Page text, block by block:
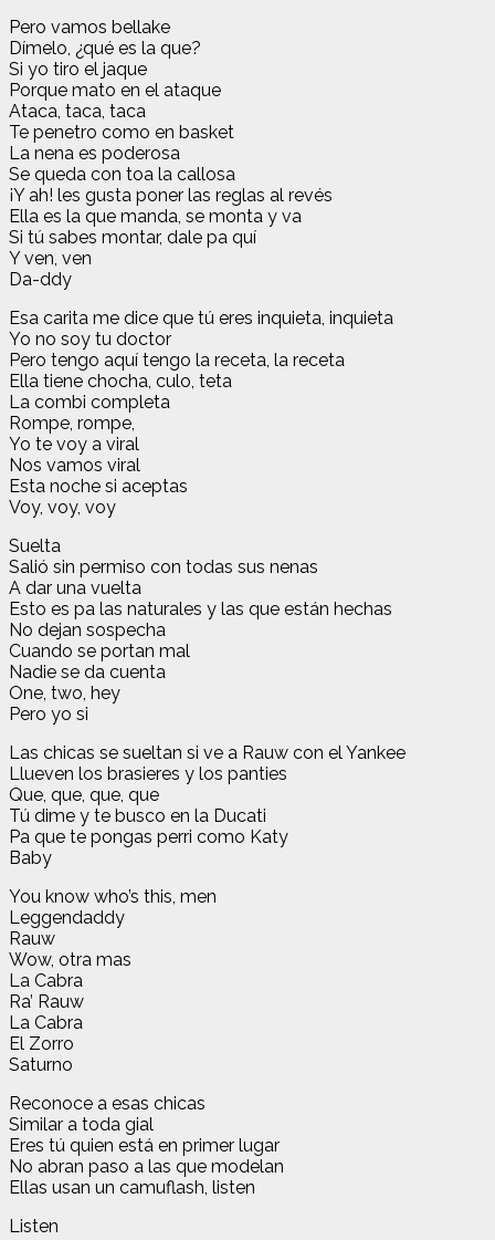
Pero vamos bellake
Dímelo, ¿qué es la que?
Si yo tiro el jaque
Porque mato en el ataque
Ataca, taca, taca
Te penetro como en basket
La nena es poderosa
Se queda con toa la callosa
¡Y ah! les gusta poner las reglas al revés
Ella es la que manda, se monta y va
Si tú sabes montar, dale pa quí
Y ven, ven
Da-ddy
Esa carita me dice que tú eres inquieta, inquieta
Yo no soy tu doctor
Pero tengo aquí tengo la receta, la receta
Ella tiene chocha, culo, teta
La combi completa
Rompe, rompe,
Yo te voy a viral
Nos vamos viral
Esta noche si aceptas
Voy, voy, voy
Suelta
Salió sin permiso con todas sus nenas
A dar una vuelta
Esto es pa las naturales y las que están hechas
No dejan sospecha
Cuando se portan mal
Nadie se da cuenta
One, two, hey
Pero yo si
Las chicas se sueltan si ve a Rauw con el Yankee
Llueven los brasieres y los panties
Que, que, que, que
Tú dime y te busco en la Ducati
Pa que te pongas perri como Katy
Baby
You know who’s this, men
Leggendaddy
Rauw
Wow, otra mas
La Cabra
Ra’ Rauw
La Cabra
El Zorro
Saturno
Reconoce a esas chicas
Similar a toda gial
Eres tú quien está en primer lugar
No abran paso a las que modelan
Ellas usan un camuflash, listen
Listen